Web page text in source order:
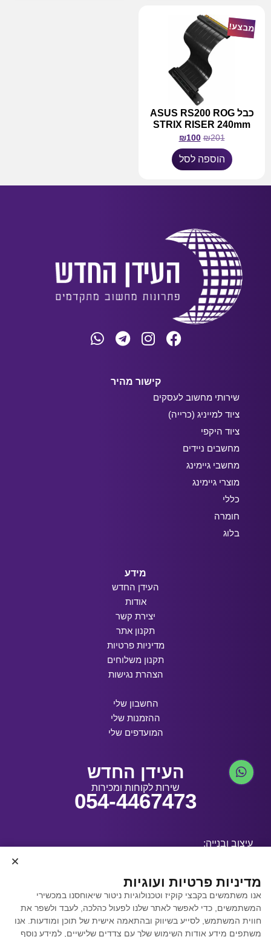
מבצע!
כבל ASUS RS200 ROG
STRIX RISER 240mm
₪201
₪100
הוספה לסל
קישור מהיר
שירותי מחשוב לעסקים
ציוד למייניג (כרייה)
ציוד היקפי
מחשבים ניידים
מחשבי גיימינג
מוצרי גיימינג
כללי
חומרה
בלוג
מידע
העידן החדש
אודות
יצירת קשר
תקנון אתר
מדיניות פרטיות
תקנון משלוחים
הצהרת נגישות
החשבון שלי
ההזמנות שלי
המועדפים שלי
העידן החדש
שירות לקוחות ומכירות
054-4467473
עיצוב ובנייה:
קידום אתרים באמצעות
מדיניות פרטיות ועוגיות
אנו משתמשים בקבצי קוקיז וטכנולוגיות ניטור שיאוחסנו במכשירי
המשתמשים, כדי לאפשר לאתר שלנו לפעול כהלכה, לעבד ולשפר את
חווית המשתמש, לסייע בשיווק ובהתאמה אישית של תוכן ומודעות. אנו
משתפים מידע אודות השימוש שלך עם צדדים שלישיים, למידע נוסף